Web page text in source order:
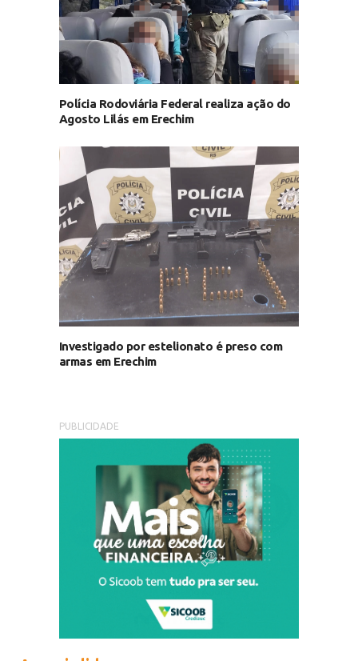
Polícia Rodoviária Federal realiza ação do
Agosto Lilás em Erechim
Investigado por estelionato é preso com
armas em Erechim
PUBLICIDADE